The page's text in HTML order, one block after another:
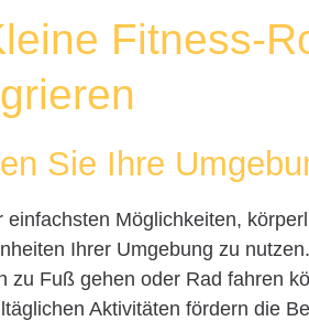
Fitness-
Sie Ihre
einfachsten Möglichkeiten,
Ihrer Umgebung zu
zu Fuß gehen oder Rad fahren
Aktivitäten fördern die